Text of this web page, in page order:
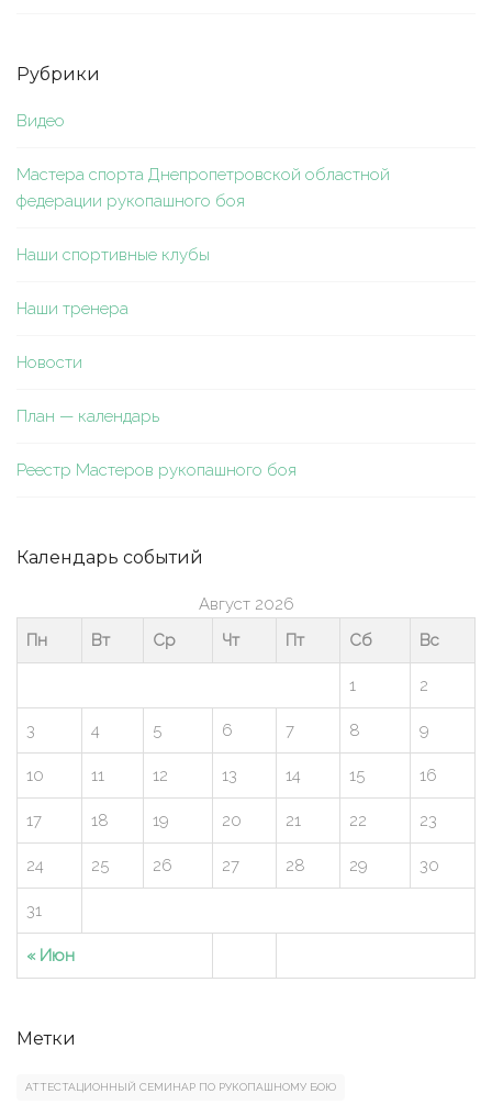
Рубрики
Видео
Мастера спорта Днепропетровской областной
федерации рукопашного боя
Наши спортивные клубы
Наши тренера
Новости
План — календарь
Реестр Мастеров рукопашного боя
Календарь событий
Август 2026
Пн
Вт Ср Чт Пт Сб Вс
« Июн
1 2
3 4 5 6 7 8 9
10 11 12 13 14 15 16
17 18 19 20 21 22 23
24 25 26 27 28 29 30
31
Метки
АТТЕСТАЦИОННЫЙ СЕМИНАР ПО РУКОПАШНОМУ БОЮ